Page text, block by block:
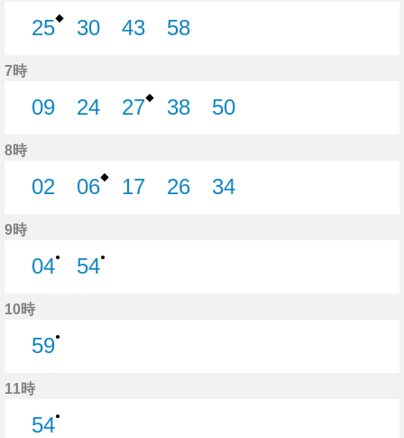
25◆
30
43
58
7時
09
24
27◆
38
50
8時
02
06◆
17
26
34
9時
04●
54●
10時
59●
11時
54●